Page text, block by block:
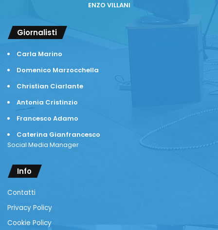
ENZO VILLANI
Giornalisti
Carla Marino
Domenico Marzocchella
Christian Ciarlante
Antonia Cristinzio
Francesco Adamo
Caterina Gianfrancesco
Social Media Manager
Info
Contatti
Privacy Policy
Cookie Policy